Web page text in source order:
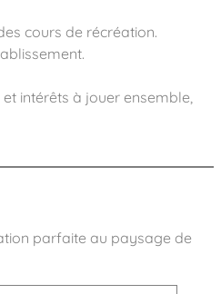
cours de récréation.
intérêts à jouer ensemble,
parfaite au paysage de